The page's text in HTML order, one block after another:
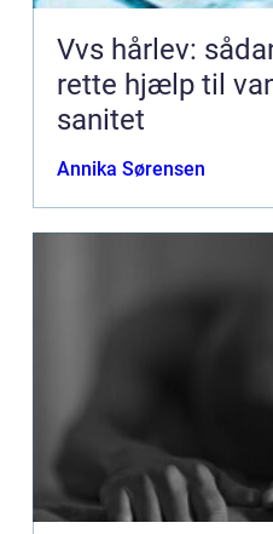
Vvs hårlev:
rette hjælp til
sanitet
Annika Sørensen